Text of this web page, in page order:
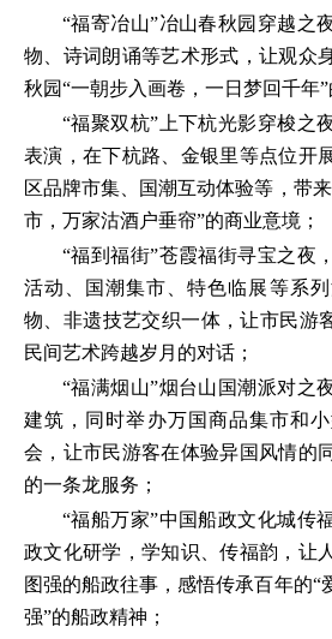
“福寄冶山”冶山春秋园穿越之
物、诗词朗诵等艺术形式，让观众
秋园“一朝步入画卷，一日梦回千年”
“福聚双杭”上下杭光影穿梭之
表演，在下杭路、金银里等点位开
区品牌市集、国潮互动体验等，带
市，万家沽酒户垂帘”的商业意境；
“福到福街”苍霞福街寻宝之夜
活动、国潮集市、特色临展等系
物、非遗技艺交织一体，让市民游
民间艺术跨越岁月的对话；
“福满烟山”烟台山国潮派对之
建筑，同时举办万国商品集市和
会，让市民游客在体验异国风情的
的一条龙服务；
“福船万家”中国船政文化城传
政文化研学，学知识、传福韵，让
图强的船政往事，感悟传承百年的“
强”的船政精神；